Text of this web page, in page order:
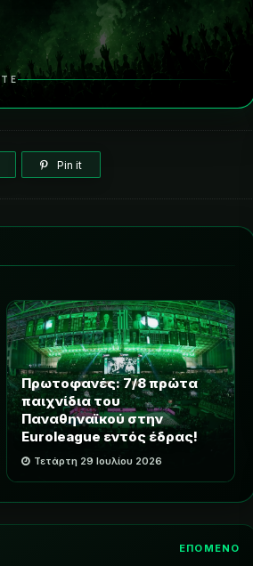
Pin it
Πρωτοφανές: 7/8 πρώτα
παιχνίδια του
Παναθηναϊκού στην
Euroleague εντός έδρας!
Τετάρτη 29 Ιουλίου 2026
ΕΠΟΜΕΝΟ